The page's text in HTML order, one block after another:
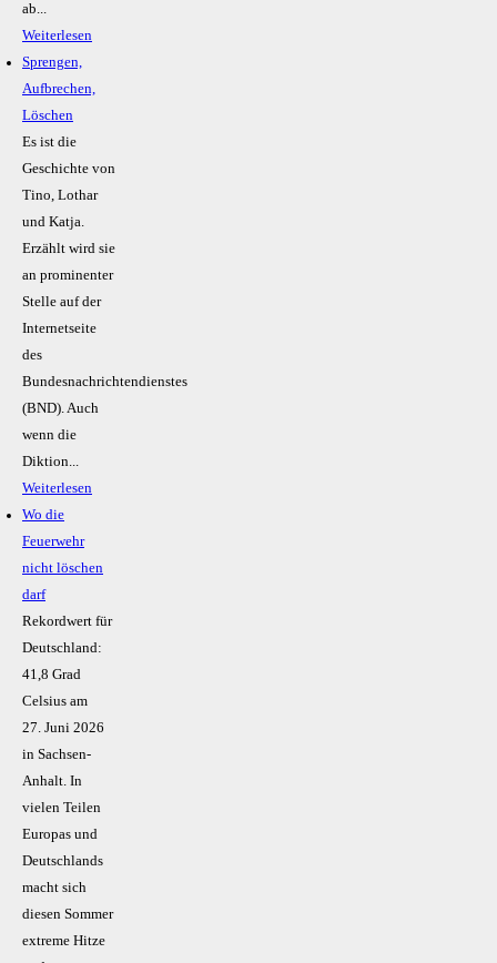
ab...
Weiterlesen
Sprengen,
Aufbrechen,
Löschen
Es ist die
Geschichte von
Tino, Lothar
und Katja.
Erzählt wird sie
an prominenter
Stelle auf der
Internetseite
des
Bundesnachrichtendienstes
(BND). Auch
wenn die
Diktion...
Weiterlesen
Wo die
Feuerwehr
nicht löschen
darf
Rekordwert für
Deutschland:
41,8 Grad
Celsius am
27. Juni 2026
in Sachsen-
Anhalt. In
vielen Teilen
Europas und
Deutschlands
macht sich
diesen Sommer
extreme Hitze